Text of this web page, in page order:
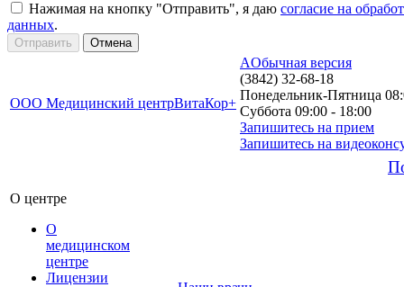
Нажимая на кнопку "Отправить", я даю согласие на
данных.
ООО Медицинский центрВитаКор+
AОбычная версия
(3842) 32-68-18
Понедельник-Пятница
Суббота 09:00 - 18:00
Запишитесь на прием
Запишитесь на
О центре
О
медицинском
центре
Лицензии